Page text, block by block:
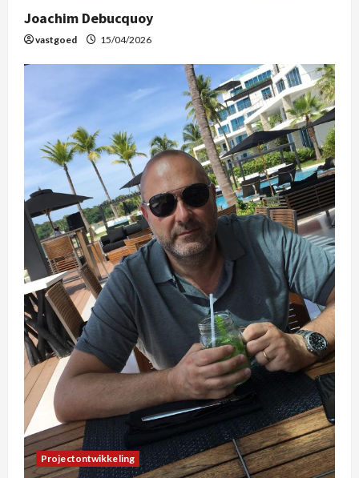
Joachim Debucquoy
vastgoed 15/04/2026
Projectontwikkeling